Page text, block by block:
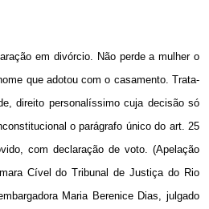
em divórcio. Não perde a mulher o
que adotou com o casamento. Trata-
direito personalíssimo cuja decisão só
o parágrafo único do art. 25
com declaração de voto. (Apelação
Cível do Tribunal de Justiça do Rio
Maria Berenice Dias, julgado